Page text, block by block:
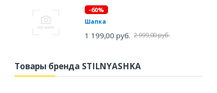
-60%
Шапка
1 199,00 руб. 2 999,00 руб.
Товары бренда STILNYASHKA